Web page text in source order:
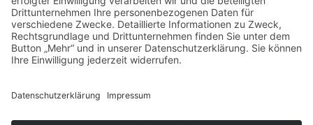
Vermietung
KONTAKT & ANFAHRT